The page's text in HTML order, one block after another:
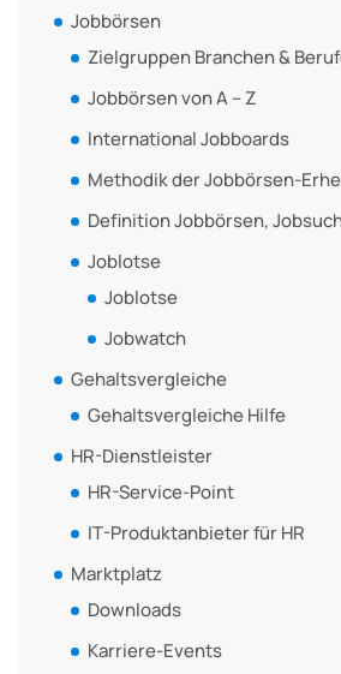
Jobbörsen
Zielgruppen Branchen &
Jobbörsen von A – Z
International Jobboards
Methodik der Jobbörsen-
Definition Jobbörsen,
Joblotse
Joblotse
Jobwatch
Gehaltsvergleiche
Gehaltsvergleiche Hilfe
HR-Dienstleister
HR-Service-Point
IT-Produktanbieter für HR
Marktplatz
Downloads
Karriere-Events